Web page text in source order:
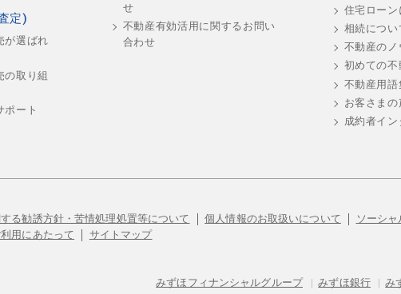
定)
が選ばれ
の取り組
ポート
せ
不動産有効活用に関するお問い
合わせ
住宅ローン
相続につい
不動産の
初めての不
不動産用語
お客さまの
成約者イン
る勧誘方針・苦情処理処置等について 個人情報のお取扱いについて
ソーシ
用にあたって
サイトマップ
みずほフィナンシャルグループ | みずほ銀行 | み